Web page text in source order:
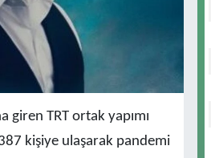
TRT ortak yapımı
kişiye ulaşarak pandemi